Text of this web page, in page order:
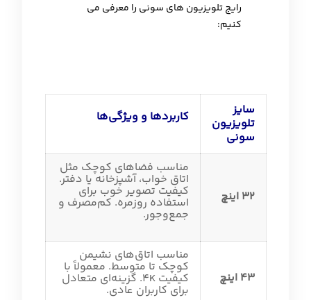
رایج تلویزیون های سونی را معرفی می
کنیم:
سایز
تلویزیون
سونی
کاربردها و ویژگی‌ها
32 اینچ
مناسب فضاهای کوچک مثل
اتاق خواب، آشپزخانه یا دفتر.
کیفیت تصویر خوب برای
استفاده روزمره. کم‌مصرف و
جمع‌وجور.
43 اینچ
مناسب اتاق‌های نشیمن
کوچک تا متوسط. معمولاً با
کیفیت 4K. گزینه‌ای متعادل
برای کاربران عادی.